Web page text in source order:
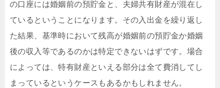
の口座には婚姻前の預貯金と、夫婦共有財産が混在し
ているということになります。その入出金を繰り返し
た結果、基準時において残高が婚姻前の預貯金か婚姻
後の収入等であるのかは特定できないはずです。場合
によっては、特有財産といえる部分は全て費消してし
まっているというケースもあるかもしれません。